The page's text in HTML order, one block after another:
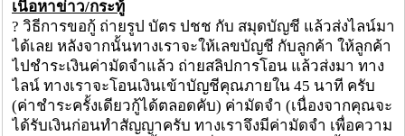
เนื้อหาข่าว/กระทู้
? วิธีการขอกู้ ถ่ายรูป บัตร ปชช กับ สมุดบัญชี แล้วส่งไลน์มา
ได้เลย หลังจากนั้นทางเราจะให้เลขบัญชี กับลูกค้า ให้ลูกค้า
ไปชำระเงินค่ามัดจำแล้ว ถ่ายสลิปการโอน แล้วส่งมา ทาง
ไลน์ ทางเราจะโอนเงินเข้า​บั​ญชีคุณภายใน​ 45 นาที​ ครับ
(ค่าชำระครั้งเดียวกู้ได้ตลอดคับ) ค่ามัดจำ​ (เนื่องจากคุณจะ
ได้รับเงินก่อน​ทำสัญญา​ครับ​ ทางเราจึงมีค่ามัดจำ​ เพื่อความ